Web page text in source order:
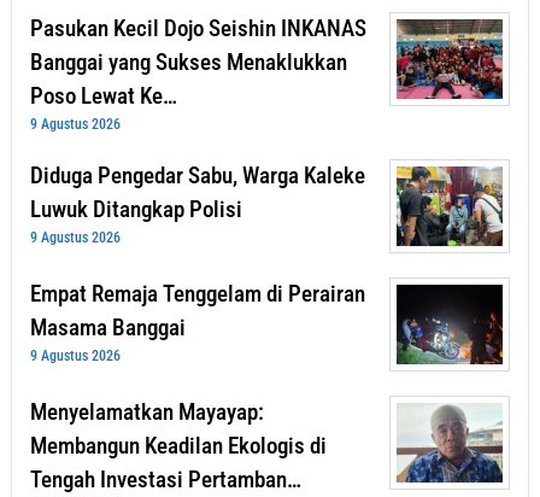
Pasukan Kecil Dojo Seishin INKANAS
Banggai yang Sukses Menaklukkan
Poso Lewat Ke…
9 Agustus 2026
Diduga Pengedar Sabu, Warga Kaleke
Luwuk Ditangkap Polisi
9 Agustus 2026
Empat Remaja Tenggelam di Perairan
Masama Banggai
9 Agustus 2026
Menyelamatkan Mayayap:
Membangun Keadilan Ekologis di
Tengah Investasi Pertamban…